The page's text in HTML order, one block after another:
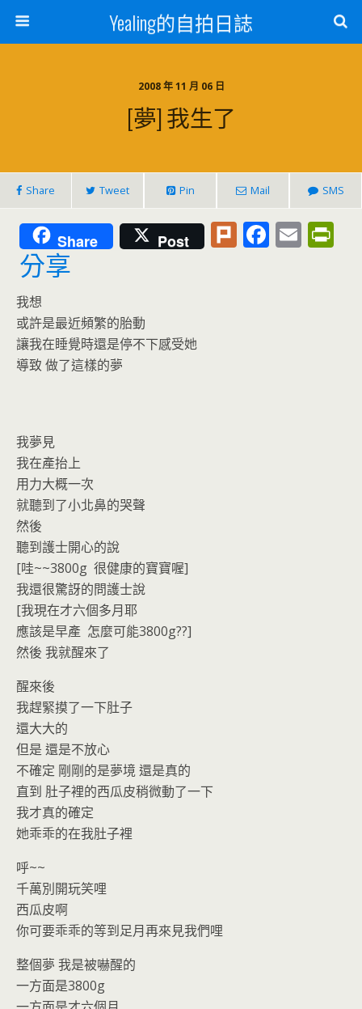
Yealing的自拍日誌
2008 年 11 月 06 日
[夢] 我生了
Share Tweet Pin Mail SMS
Share Post Pl F E
分享
我想
或許是最近頻繁的胎動
讓我在睡覺時還是停不下感受她
導致 做了這樣的夢
我夢見
我在產抬上
用力大概一次
就聽到了小北鼻的哭聲
然後
聽到護士開心的說
[哇~~3800g 很健康的寶寶喔]
我還很驚訝的問護士說
[我現在才六個多月耶
應該是早產 怎麼可能3800g??]
然後 我就醒來了
醒來後
我趕緊摸了一下肚子
還大大的
但是 還是不放心
不確定 剛剛的是夢境 還是真的
直到 肚子裡的西瓜皮稍微動了一下
我才真的確定
她乖乖的在我肚子裡
呼~~
千萬別開玩笑哩
西瓜皮啊
你可要乖乖的等到足月再來見我們哩
整個夢 我是被嚇醒的
一方面是3800g